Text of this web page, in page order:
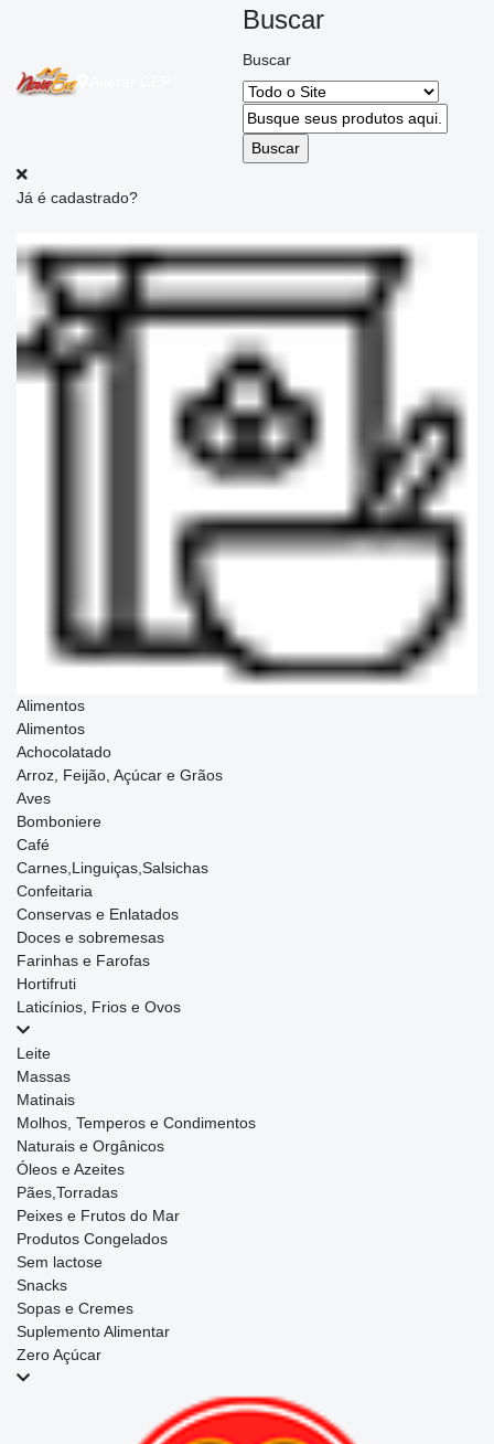
Buscar
Buscar
Já é cadastrado?
Alimentos
Alimentos
Achocolatado
Arroz, Feijão, Açúcar e Grãos
Aves
Bomboniere
Café
Carnes,Linguiças,Salsichas
Confeitaria
Conservas e Enlatados
Doces e sobremesas
Farinhas e Farofas
Hortifruti
Laticínios, Frios e Ovos
Leite
Massas
Matinais
Molhos, Temperos e Condimentos
Naturais e Orgânicos
Óleos e Azeites
Pães,Torradas
Peixes e Frutos do Mar
Produtos Congelados
Sem lactose
Snacks
Sopas e Cremes
Suplemento Alimentar
Zero Açúcar